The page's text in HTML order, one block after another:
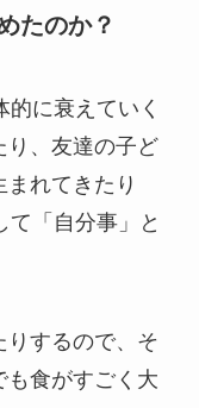
たのか？
に衰えていく
り、友達の子ど
れてきたり
て「自分事」と
りするので、そ
も食がすごく大